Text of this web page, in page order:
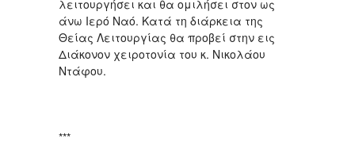
λειτουργήσει και θα ομιλήσει στον ως
άνω Ιερό Ναό. Κατά τη διάρκεια της
Θείας Λειτουργίας θα προβεί στην εις
Διάκονον χειροτονία του κ. Νικολάου
Ντάφου.
***